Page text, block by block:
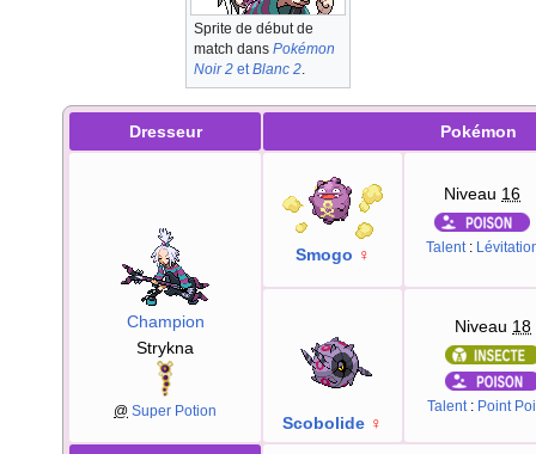
Sprite de début de
match dans Pokémon
Noir 2 etBlanc 2.
Dresseur Pokémon
Champion
Strykna
@ Super Potion
Smogo ♀
Niveau 16
Talent :
Scobolide ♀
Niveau 18
Talent : Point